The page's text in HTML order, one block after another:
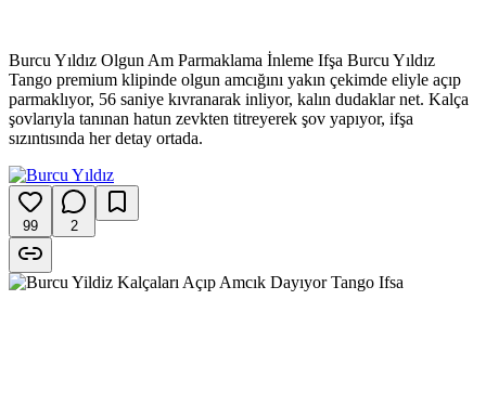
Burcu Yıldız Olgun Am Parmaklama İnleme Ifşa Burcu Yıldız
Tango premium klipinde olgun amcığını yakın çekimde eliyle açıp
parmaklıyor, 56 saniye kıvranarak inliyor, kalın dudaklar net. Kalça
şovlarıyla tanınan hatun zevkten titreyerek şov yapıyor, ifşa
sızıntısında her detay ortada.
99 2